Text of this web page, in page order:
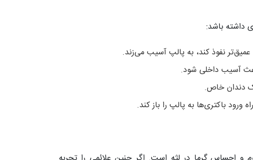
داشته باشد:
عمیق‌تر نفوذ کند، به پالپ آسیب می‌زند.
آسیب داخلی شود.
دندان خاص.
باکتری‌ها به پالپ را باز کند.